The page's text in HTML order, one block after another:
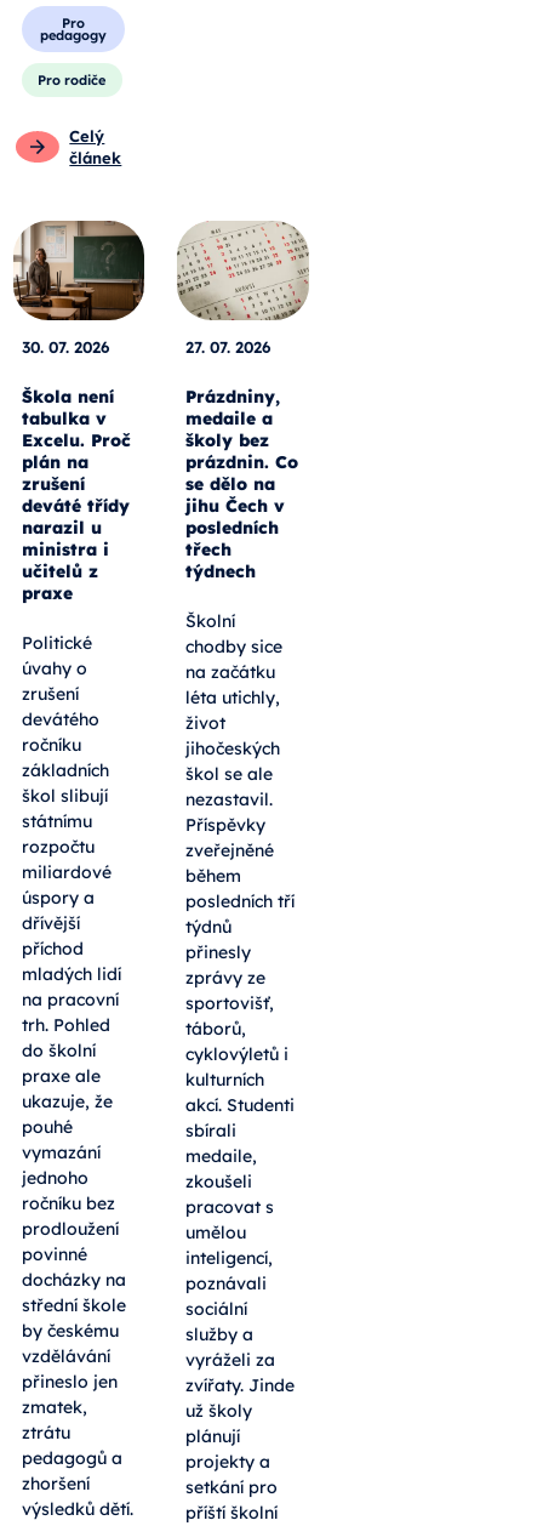
Pro
pedagogy
Pro rodiče
Celý
článek
30. 07. 2026
Škola není
tabulka v
Excelu. Proč
plán na
zrušení
deváté třídy
narazil u
ministra i
učitelů z
praxe
Politické
úvahy o
zrušení
devátého
ročníku
základních
škol slibují
státnímu
rozpočtu
miliardové
úspory a
dřívější
příchod
mladých lidí
na pracovní
trh. Pohled
do školní
praxe ale
ukazuje, že
pouhé
vymazání
jednoho
ročníku bez
prodloužení
povinné
docházky na
střední škole
by českému
vzdělávání
přineslo jen
zmatek,
ztrátu
pedagogů a
zhoršení
výsledků dětí.
27. 07. 2026
Prázdniny,
medaile a
školy bez
prázdnin. Co
se dělo na
jihu Čech v
posledních
třech
týdnech
Školní
chodby sice
na začátku
léta utichly,
život
jihočeských
škol se ale
nezastavil.
Příspěvky
zveřejněné
během
posledních tří
týdnů
přinesly
zprávy ze
sportovišť,
táborů,
cyklovýletů i
kulturních
akcí. Studenti
sbírali
medaile,
zkoušeli
pracovat s
umělou
inteligencí,
poznávali
sociální
služby a
vyráželi za
zvířaty. Jinde
už školy
plánují
projekty a
setkání pro
příští školní